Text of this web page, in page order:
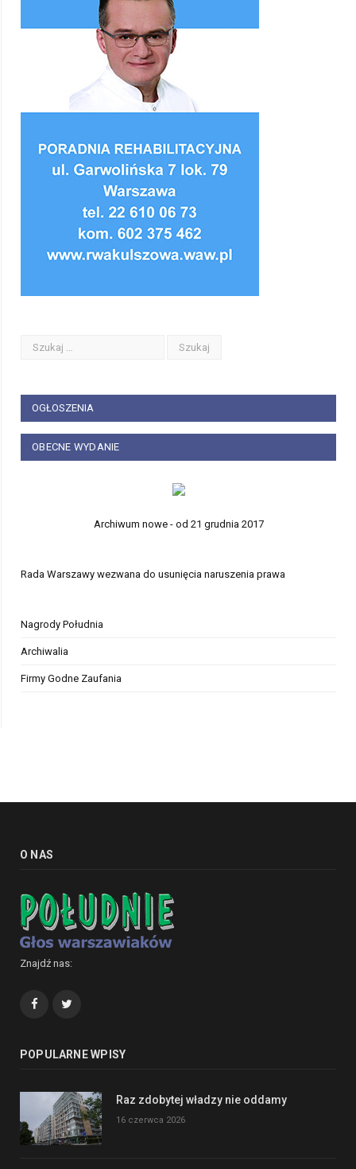
OGŁOSZENIA
OBECNE WYDANIE
Archiwum nowe - od 21 grudnia 2017
Rada Warszawy wezwana do usunięcia naruszenia prawa
Nagrody Południa
Archiwalia
Firmy Godne Zaufania
O NAS
Znajdź nas:
Facebook
POPULARNE WPISY
Raz zdobytej władzy nie oddamy
16 czerwca 2026